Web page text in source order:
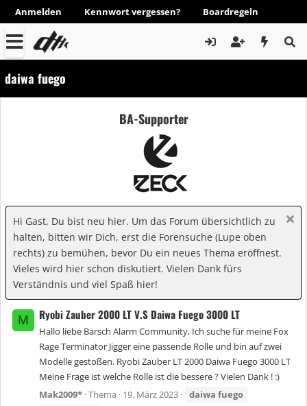
Anmelden Kennwort vergessen? Boardregeln
daiwa fuego
BA-Supporter
Hi Gast, Du bist neu hier. Um das Forum übersichtlich zu
halten, bitten wir Dich, erst die Forensuche (Lupe oben
rechts) zu bemühen, bevor Du ein neues Thema eröffnest.
Vieles wird hier schon diskutiert. Vielen Dank fürs
Verständnis und viel Spaß hier!
M Ryobi Zauber 2000 LT V.S Daiwa Fuego 3000 LT
Hallo liebe Barsch Alarm Community, Ich suche für meine Fox
Rage Terminator Jigger eine passende Rolle und bin auf zwei
Modelle gestoßen. Ryobi Zauber LT 2000 Daiwa Fuego 3000 LT
Meine Frage ist welche Rolle ist die bessere ? Vielen Dank ! :)
Mak2009* Thema 19. März 2023 daiwa fuego